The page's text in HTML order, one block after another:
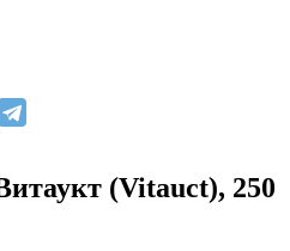
(Vitauct), 250